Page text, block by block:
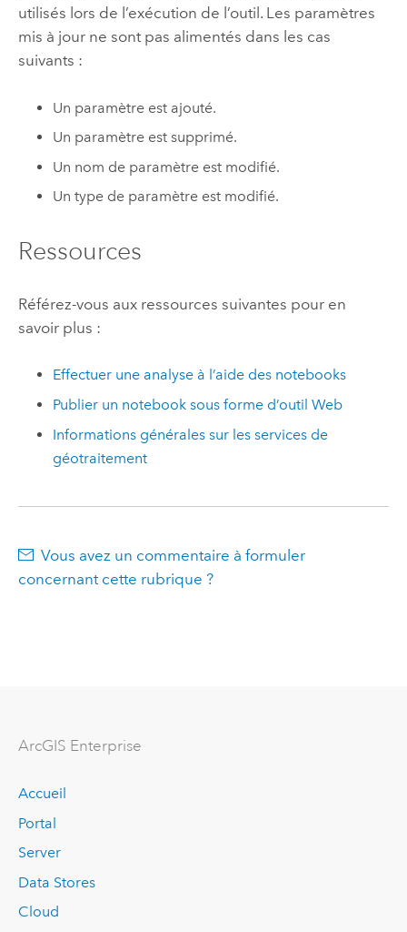
utilisés lors de l’exécution de l’outil. Les paramètres
mis à jour ne sont pas alimentés dans les cas
suivants :
Un paramètre est ajouté.
Un paramètre est supprimé.
Un nom de paramètre est modifié.
Un type de paramètre est modifié.
Ressources
Référez-vous aux ressources suivantes pour en
savoir plus :
Effectuer une analyse à l’aide des notebooks
Publier un notebook sous forme d’outil Web
Informations générales sur les services de
géotraitement
Vous avez un commentaire à formuler
concernant cette rubrique ?
ArcGIS Enterprise
Accueil
Portal
Server
Data Stores
Cloud